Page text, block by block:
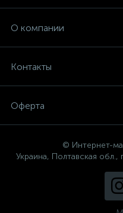
О компании
Контакты
Оферта
© Интернет-
Украина, Полтавская обл.,